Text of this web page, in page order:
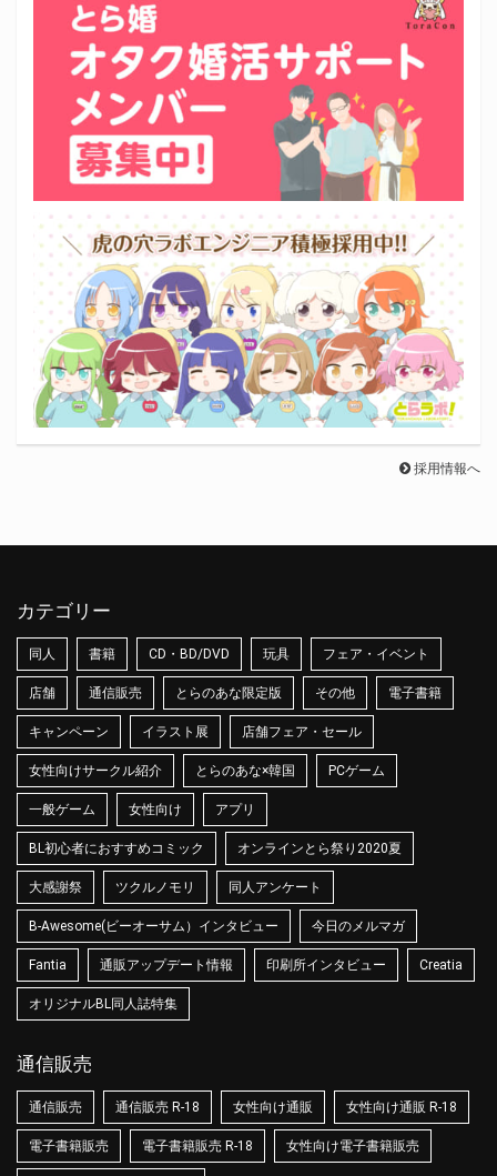
採用情報へ
カテゴリー
同人 書籍 CD・BD/DVD 玩具 フェア・イベント
店舗 通信販売 とらのあな限定版 その他 電子書籍
キャンペーン イラスト展 店舗フェア・セール
女性向けサークル紹介 とらのあな×韓国 PCゲーム
一般ゲーム 女性向け アプリ
BL初心者におすすめコミック オンラインとら祭り2020夏
大感謝祭 ツクルノモリ 同人アンケート
B-Awesome(ビーオーサム）インタビュー 今日のメルマガ
Fantia 通販アップデート情報 印刷所インタビュー Creatia
オリジナルBL同人誌特集
通信販売
通信販売 通信販売 R-18 女性向け通販 女性向け通販 R-18
電子書籍販売 電子書籍販売 R-18 女性向け電子書籍販売